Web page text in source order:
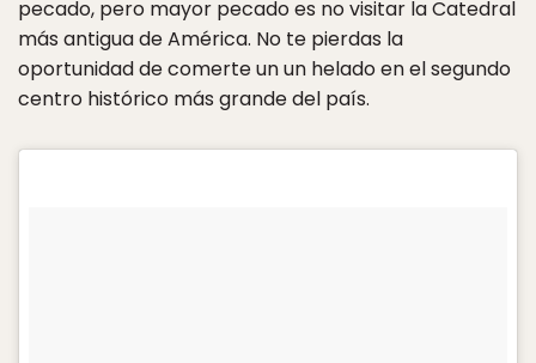
pecado, pero mayor pecado es no visitar la Catedral
más antigua de América. No te pierdas la
oportunidad de comerte un un helado en el segundo
centro histórico más grande del país.